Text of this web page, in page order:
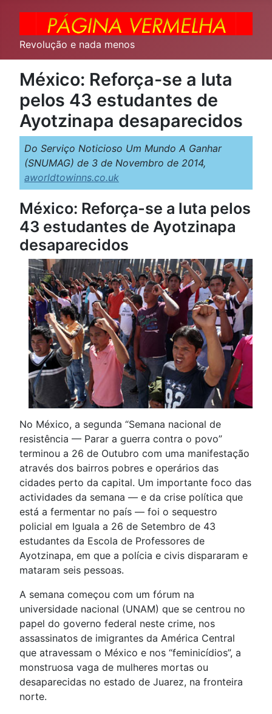
Revolução e nada menos
México: Reforça-se a luta
pelos 43 estudantes de
Ayotzinapa desaparecidos
Do Serviço Noticioso Um Mundo A Ganhar
(SNUMAG) de 3 de Novembro de 2014,
aworldtowinns.co.uk
México: Reforça-se a luta pelos
43 estudantes de Ayotzinapa
desaparecidos
No México, a segunda “Semana nacional de
resistência — Parar a guerra contra o povo”
terminou a 26 de Outubro com uma manifestação
através dos bairros pobres e operários das
cidades perto da capital. Um importante foco das
actividades da semana — e da crise política que
está a fermentar no país — foi o sequestro
policial em Iguala a 26 de Setembro de 43
estudantes da Escola de Professores de
Ayotzinapa, em que a polícia e civis dispararam e
mataram seis pessoas.
A semana começou com um fórum na
universidade nacional (UNAM) que se centrou no
papel do governo federal neste crime, nos
assassinatos de imigrantes da América Central
que atravessam o México e nos “feminicídios”, a
monstruosa vaga de mulheres mortas ou
desaparecidas no estado de Juarez, na fronteira
norte.